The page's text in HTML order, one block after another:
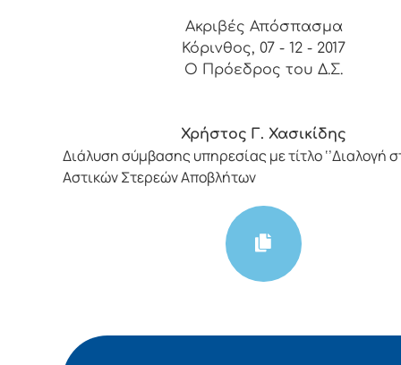
Ακριβές Απόσπασμα
Κόρινθος, 07 - 12 - 2017
Ο Πρόεδρος του Δ.Σ.
Χρήστος Γ. Χασικίδης
Διάλυση σύμβασης υπηρεσίας με τίτλο ‘’Διαλογή
Αστικών Στερεών Αποβλήτων